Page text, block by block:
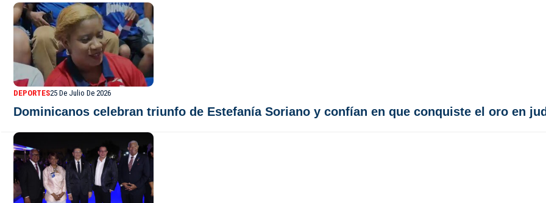
DEPORTES25 De Julio De 2026
Dominicanos celebran triunfo de Estefanía Soriano y confían en que conquiste el oro en